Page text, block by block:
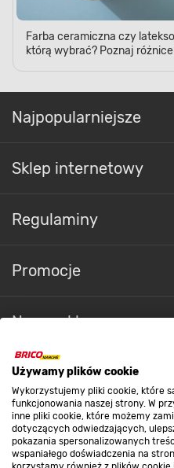
Używamy plików cookie
Wykorzystujemy pliki cookie, które
funkcjonowania naszej strony. W
inne pliki cookie, które możemy
dotyczących odwiedzających,
pokazania spersonalizowanych
wspaniałego doświadczenia na
Farba ceramiczna czy
którą wybrać? Poznaj
O nas
Kontakt do sklepu
Strefa biznesu